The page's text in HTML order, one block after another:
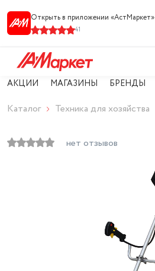
Открыть в приложении «АстМарке‪т‬»
41
АКЦИИ МАГАЗИНЫ БРЕНДЫ
Каталог Техника для хозяйства
нет отзывов